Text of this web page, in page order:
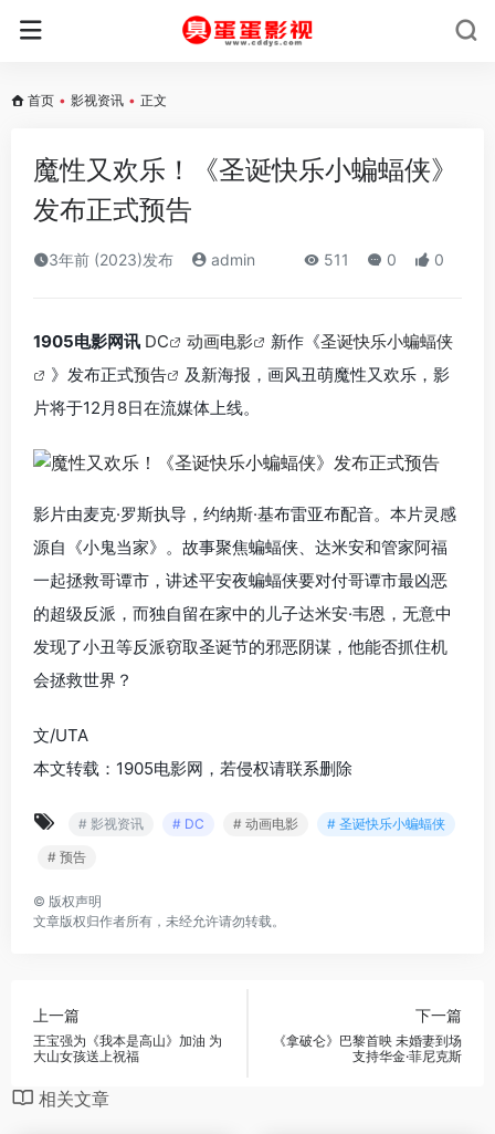
首页 • 影视资讯 • 正文
魔性又欢乐！《圣诞快乐小蝙蝠侠》
发布正式预告
3年前 (2023)发布 admin 511 0 0
1905电影网讯 DC 动画电影 新作《圣诞快乐小蝙蝠侠
》发布正式预告
及新海报，画风丑萌魔性又欢乐，影
片将于12月8日在流媒体上线。
影片由麦克·罗斯执导，约纳斯·基布雷亚布配音。本片灵感
源自《小鬼当家》。故事聚焦蝙蝠侠、达米安和管家阿福
一起拯救哥谭市，讲述平安夜蝙蝠侠要对付哥谭市最凶恶
的超级反派，而独自留在家中的儿子达米安·韦恩，无意中
发现了小丑等反派窃取圣诞节的邪恶阴谋，他能否抓住机
会拯救世界？
文/UTA
本文转载：1905电影网，若侵权请联系删除
# 影视资讯 # DC # 动画电影
# 圣诞快乐小蝙蝠侠
# 预告
© 版权声明
文章版权归作者所有，未经允许请勿转载。
上一篇
王宝强为《我本是高山》加油 为
大山女孩送上祝福
下一篇
《拿破仑》巴黎首映 未婚妻到场
支持华金·菲尼克斯
相关文章